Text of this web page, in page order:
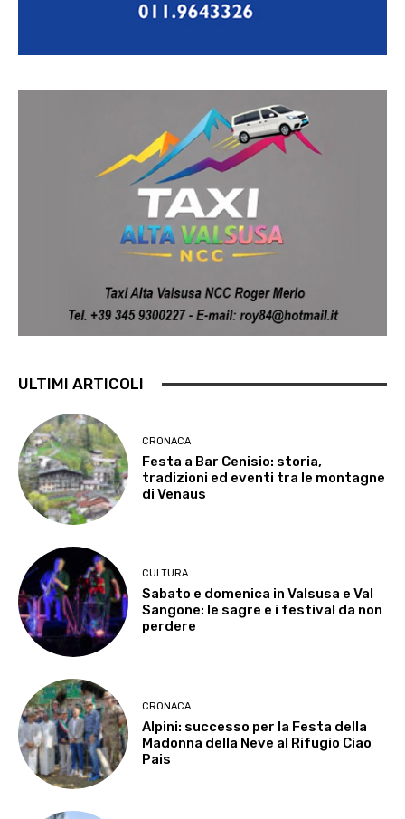
ULTIMI ARTICOLI
CRONACA
Festa a Bar Cenisio: storia,
tradizioni ed eventi tra le montagne
di Venaus
CULTURA
Sabato e domenica in Valsusa e Val
Sangone: le sagre e i festival da non
perdere
CRONACA
Alpini: successo per la Festa della
Madonna della Neve al Rifugio Ciao
Pais